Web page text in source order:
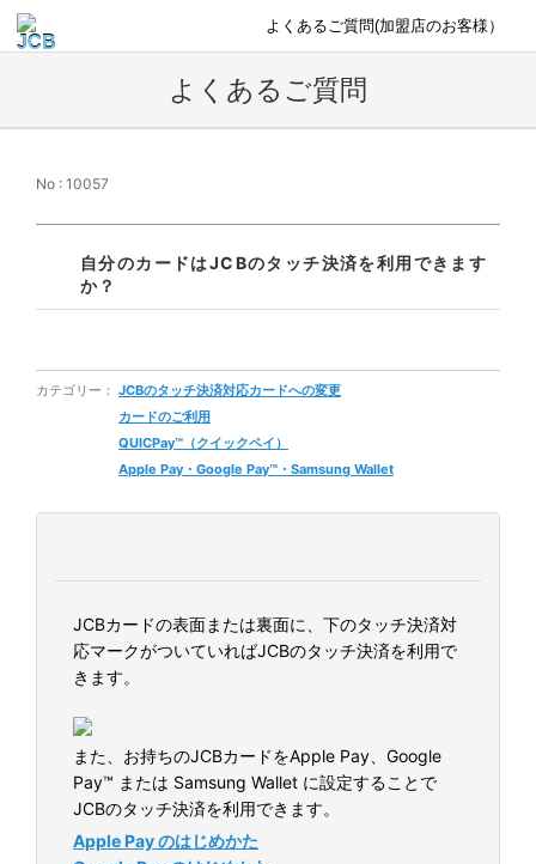
よくあるご質問(加盟店のお客様）
よくあるご質問
No : 10057
自分のカードはJCBのタッチ決済を利用できます
か？
カテゴリー： JCBのタッチ決済対応カードへの変更
カードのご利用
QUICPay™（クイックペイ）
Apple Pay・Google Pay™・Samsung Wallet
JCBカードの表面または裏面に、下のタッチ決済対
応マークがついていればJCBのタッチ決済を利用で
きます。
また、お持ちのJCBカードをApple Pay、Google
Pay™ または Samsung Wallet に設定することで
JCBのタッチ決済を利用できます。
Apple Pay のはじめかた